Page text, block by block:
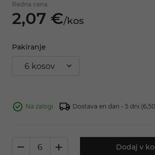
Redna cena
2,07 €/kos
Pakiranje
6 kosov
Na zalogi Dostava en dan - 5 dni
Dodaj v